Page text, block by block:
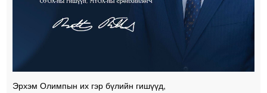
Эрхэм Олимпын их гэр бүлийн гишүүд,